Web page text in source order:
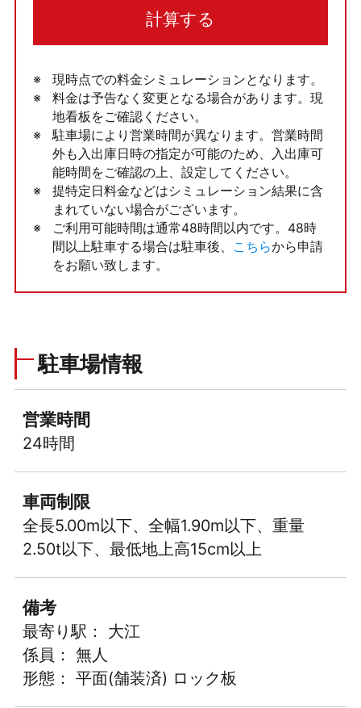
計算する
現時点での料金シミュレーションとなります。
料金は予告なく変更となる場合があります。現
地看板をご確認ください。
駐車場により営業時間が異なります。営業時間
外も入出庫日時の指定が可能のため、入出庫可
能時間をご確認の上、設定してください。
提特定日料金などはシミュレーション結果に含
まれていない場合がございます。
ご利用可能時間は通常48時間以内です。48時
間以上駐車する場合は駐車後、
こちらから申請
をお願い致します。
駐車場情報
営業時間
24時間
車両制限
全長5.00m以下、全幅1.90m以下、重量
2.50t以下、最低地上高15cm以上
備考
最寄り駅： 大江
係員： 無人
形態： 平面(舗装済) ロック板